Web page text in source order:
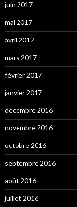
juin 2017
mai 2017
avril 2017
mars 2017
février 2017
janvier 2017
décembre 2016
novembre 2016
octobre 2016
septembre 2016
août 2016
juillet 2016